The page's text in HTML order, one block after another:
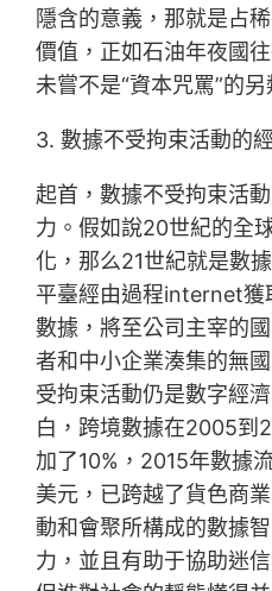
隱含的意義，那就是占
價值，正如石油年夜國
未嘗不是“資本咒罵”的另
3. 數據不受拘束活動的
起首，數據不受拘束活
力。假如說20世紀的全
化，那么21世紀就是數
平臺經由過程internet獲
數據，將至公司主宰的
者和中小企業湊集的無
受拘束活動仍是數字經
白，跨境數據在2005到
加了10%，2015年數據
美元，已跨越了貨色商
動和會聚所構成的數據
力，並且有助于協助迷